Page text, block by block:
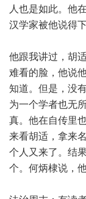
人也是如此。他
汉学家被他说得
他跟我讲过，胡
难看的脸，他说
知道。但是，没
为一个学者也无
真。他在自传里
来看胡适，拿来
个人又来了。结
个。何炳棣说，